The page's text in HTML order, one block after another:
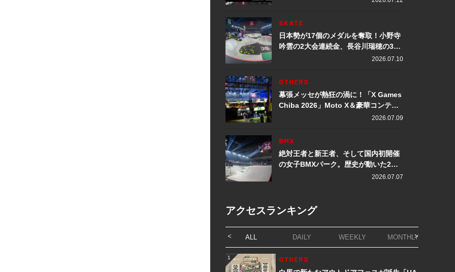
SKATE
日本勢が17個のメダルを奪取！小野寺
吟雲の2大会連続金、長谷川瑞穂の3メ
ダル獲得など数々の快挙をプレイバッ
2026.07.10
OTHERS
幕張メッセが熱狂の渦に！「X Games
Chiba 2026」Moto X＆豪華コンテン
2026.07.09
BMX
絶対王者と新王者、そして国内初開催
の女子BMXパーク。歴史が動いた2日
2026.07.07
アクセスランキング
ALL DAILY WEEKLY MONTHLY
1 OTHERS